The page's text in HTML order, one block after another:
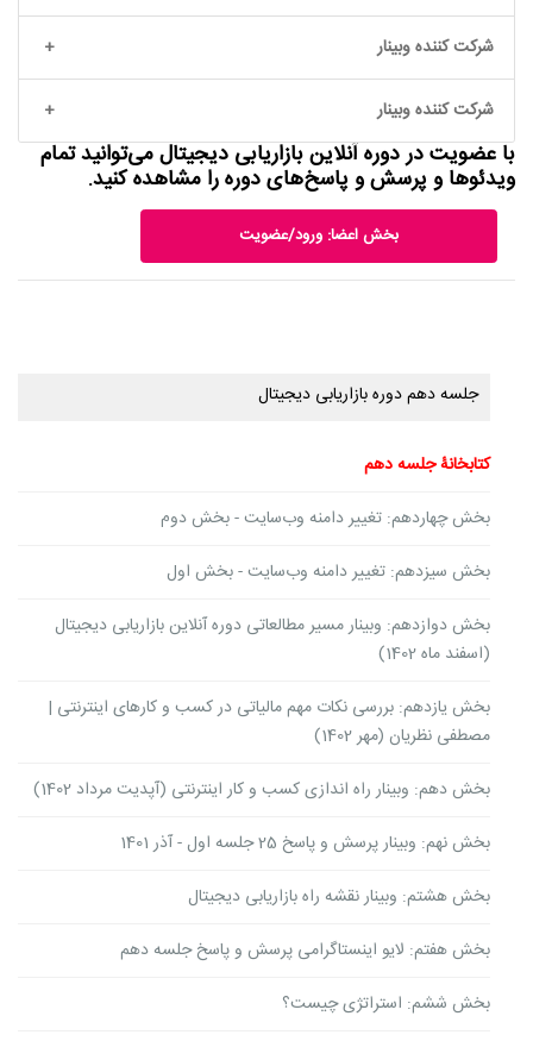
شرکت کننده وبینار
شرکت کننده وبینار
با عضویت در دوره آنلاین بازاریابی دیجیتال می‌توانید تمام
ویدئوها و پرسش و پاسخ‌های دوره را مشاهده کنید.
بخش اعضا: ورود/عضویت
جلسه دهم دوره بازاریابی دیجیتال
کتابخانۀ جلسه دهم
بخش چهاردهم: تغییر دامنه وب‌سایت - بخش دوم
بخش سیزدهم: تغییر دامنه وب‌سایت - بخش اول
بخش دوازدهم: وبینار مسیر مطالعاتی دوره آنلاین بازاریابی دیجیتال
(اسفند ماه 1402)
بخش یازدهم: بررسی نکات مهم مالیاتی در کسب و کارهای اینترنتی |
مصطفی نظریان (مهر 1402)
بخش دهم: وبینار راه اندازی کسب و کار اینترنتی (آپدیت مرداد 1402)
بخش نهم: وبینار پرسش و پاسخ 25 جلسه اول - آذر 1401
بخش هشتم: وبینار نقشه راه بازاریابی دیجیتال
بخش هفتم: لایو اینستاگرامی پرسش و پاسخ جلسه دهم
بخش ششم: استراتژی چیست؟